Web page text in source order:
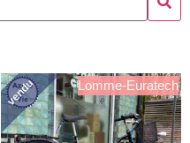
Lomme-Euratech
vendu